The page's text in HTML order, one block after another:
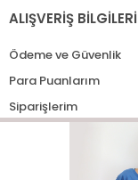
ALIŞVERİŞ BİLGİLERİ
Ödeme ve Güvenlik
Para Puanlarım
Siparişlerim